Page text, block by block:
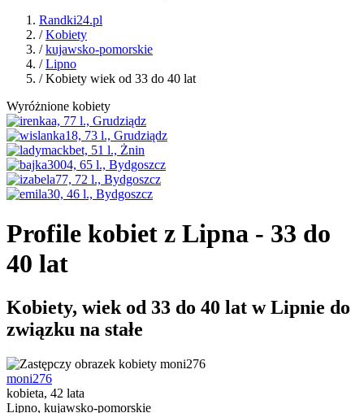
Randki24.pl
/Kobiety
/kujawsko-pomorskie
/Lipno
/ Kobiety wiek od 33 do 40 lat
Wyróżnione kobiety
Profile kobiet z Lipna - 33 do
40 lat
Kobiety, wiek od 33 do 40 lat w Lipnie do
związku na stałe
moni276
kobieta, 42 lata
Lipno, kujawsko-pomorskie